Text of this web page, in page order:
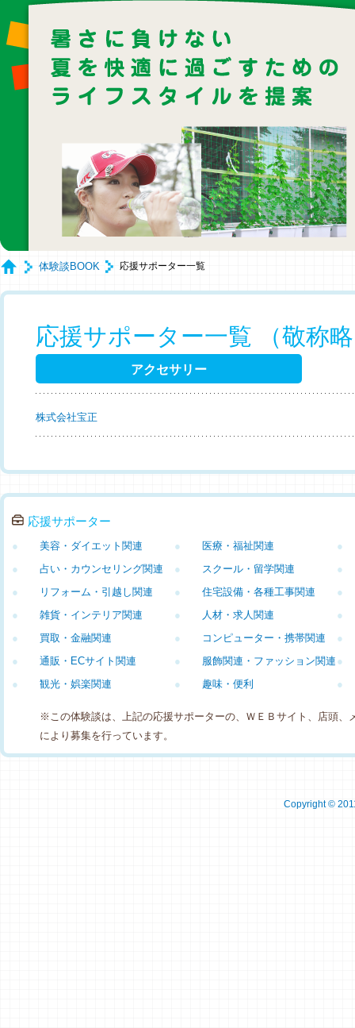
体験談BOOK 応援サポーター一覧
応援サポーター一覧 （敬称
アクセサリー
株式会社宝正
応援サポーター
美容・ダイエット関連
● 医療・福祉関連
●
●
占い・カウンセリング関連
● スクール・留学関連
●
●
リフォーム・引越し関連
● 住宅設備・各種工事関連
●
●
雑貨・インテリア関連
● 人材・求人関連
●
●
買取・金融関連
● コンピューター・携帯関連
●
●
通販・ECサイト関連
● 服飾関連・ファッション関連
●
●
観光・娯楽関連
● 趣味・便利
● ●
※この体験談は、上記の応援サポーターの、ＷＥＢサイト、店頭、
により募集を行っています。
Copyright ©